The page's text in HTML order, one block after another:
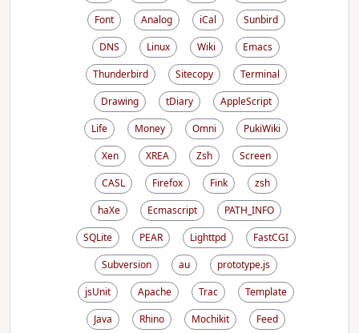
Font
Analog iCal
Sunbird
DNS
Linux Wiki
Emacs
Thunderbird
Sitecopy
Terminal
Drawing
tDiary
AppleScript
Life
Money Omni
PukiWiki
Xen
XREA Zsh
Screen
CASL
Firefox Fink
zsh
haXe
Ecmascript
PATH_INFO
SQLite
PEAR Lighttpd
FastCGI
Subversion
au
prototype.js
jsUnit
Apache Trac
Template
Java
Rhino Mochikit
Feed